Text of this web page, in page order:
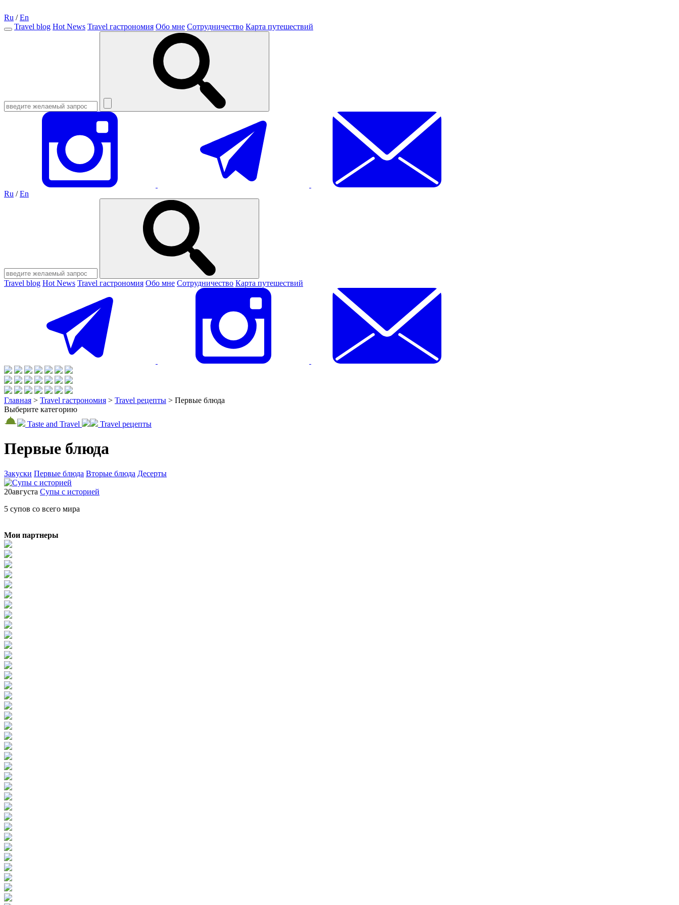
Ru /En
Travel blog Hot News Travel гастрономия Обо мне Сотрудничество Карта путешествий
Ru /En
Travel blog Hot News Travel гастрономия Обо мне Сотрудничество Карта путешествий
Главная > Travel гастрономия > Travel рецепты > Первые блюда
Выберите категорию
Taste and Travel
Travel рецепты
Первые блюда
Закуски Первые блюда Вторые блюда Десерты
20августа Супы с историей
5 супов со всего мира
Мои партнеры